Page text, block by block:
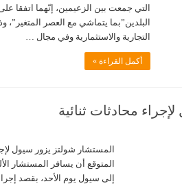
التي جمعت بين الزعيمين، إنّهما اتفقا
البلدين”بما يتماشي مع العصر المتغير”،
التجارية والاستثمارية وفي مجال …
أكمل القراءة »
محادثات ثنائية
المستشار شولتز يزور سيول
المتوقع أن يسافر المستشار
إلى سيول يوم الأحد، بقصد